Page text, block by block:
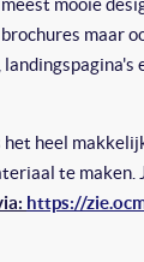
mooie
maar
heel
te maken.
https://